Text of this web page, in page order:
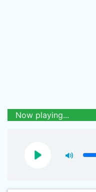
Now playing...